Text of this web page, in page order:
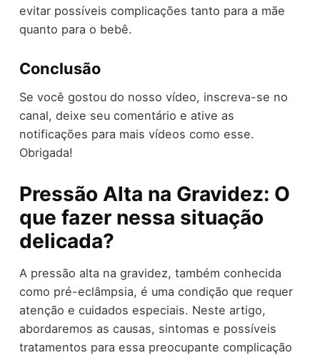
evitar possíveis complicações tanto para a mãe
quanto para o bebê.
Conclusão
Se você gostou do nosso vídeo, inscreva-se no
canal, deixe seu comentário e ative as
notificações para mais vídeos como esse.
Obrigada!
Pressão Alta na Gravidez: O
que fazer nessa situação
delicada?
A pressão alta na gravidez, também conhecida
como pré-eclâmpsia, é uma condição que requer
atenção e cuidados especiais. Neste artigo,
abordaremos as causas, sintomas e possíveis
tratamentos para essa preocupante complicação